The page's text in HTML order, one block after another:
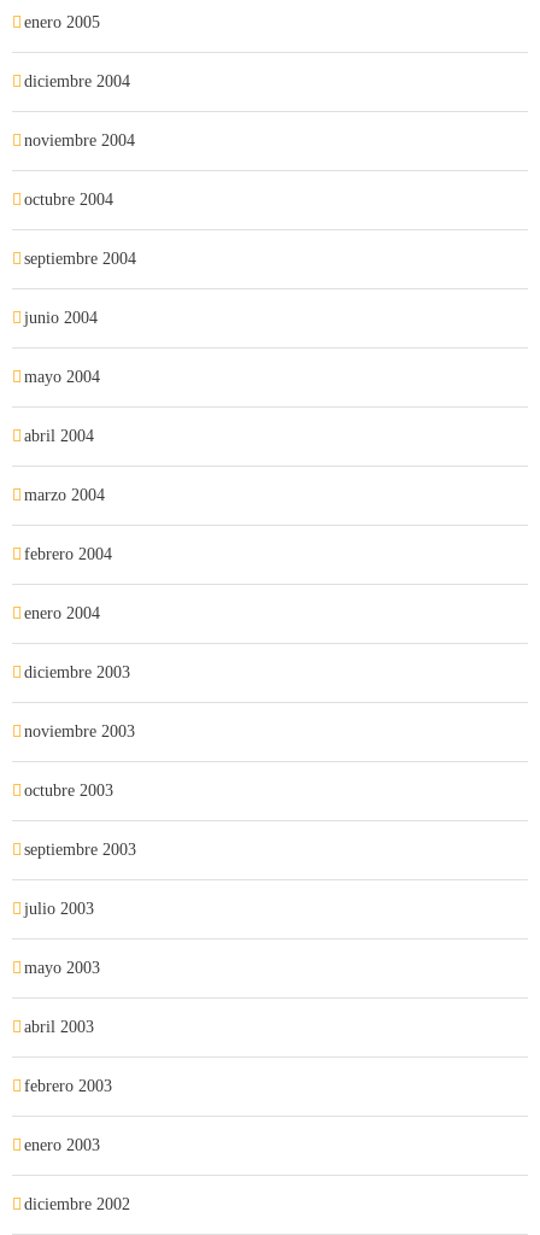
enero 2005
diciembre 2004
noviembre 2004
octubre 2004
septiembre 2004
junio 2004
mayo 2004
abril 2004
marzo 2004
febrero 2004
enero 2004
diciembre 2003
noviembre 2003
octubre 2003
septiembre 2003
julio 2003
mayo 2003
abril 2003
febrero 2003
enero 2003
diciembre 2002